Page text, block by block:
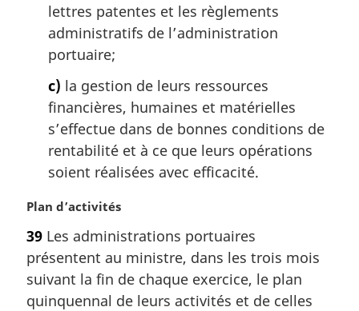
lettres patentes et les règlements
administratifs de l’administration
portuaire;
c) la gestion de leurs ressources
financières, humaines et matérielles
s’effectue dans de bonnes conditions de
rentabilité et à ce que leurs opérations
soient réalisées avec efficacité.
N
t
e
m
a
Plan d’activités
39 Les administrations portuaires
présentent au ministre, dans les trois mois
suivant la fin de chaque exercice, le plan
quinquennal de leurs activités et de celles